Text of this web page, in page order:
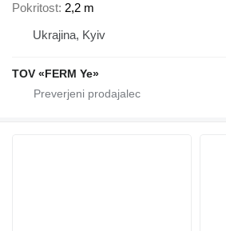
Pokritost 2,2 m
Ukrajina, Kyiv
TOV «FERM Ye»